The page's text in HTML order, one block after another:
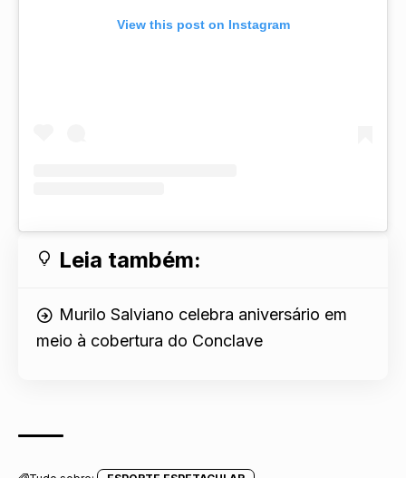
View this post on Instagram
Leia também:
Murilo Salviano celebra aniversário em
meio à cobertura do Conclave